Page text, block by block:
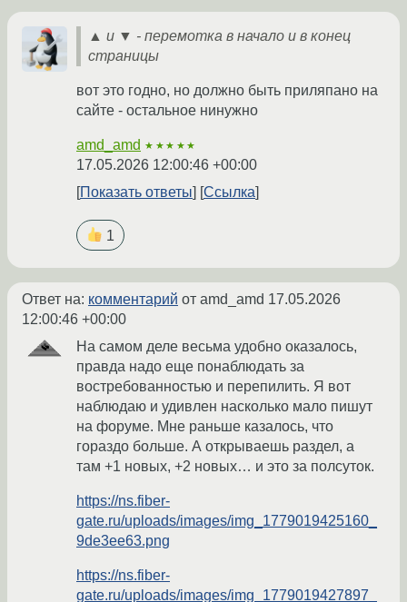
▲ и ▼ - перемотка в начало и в конец
страницы
вот это годно, но должно быть приляпано на
сайте - остальное нинужно
amd_amd ★★★★★
17.05.2026 12:00:46 +00:00
Показать ответы
Ссылка
1
Ответ на: комментарий от amd_amd 17.05.2026
12:00:46 +00:00
На самом деле весьма удобно оказалось,
правда надо еще понаблюдать за
востребованностью и перепилить. Я вот
наблюдаю и удивлен насколько мало пишут
на форуме. Мне раньше казалось, что
гораздо больше. А открываешь раздел, а
там +1 новых, +2 новых… и это за полсуток.
https://ns.fiber-
gate.ru/uploads/images/img_1779019425160_
9de3ee63.png
https://ns.fiber-
gate.ru/uploads/images/img_1779019427897_